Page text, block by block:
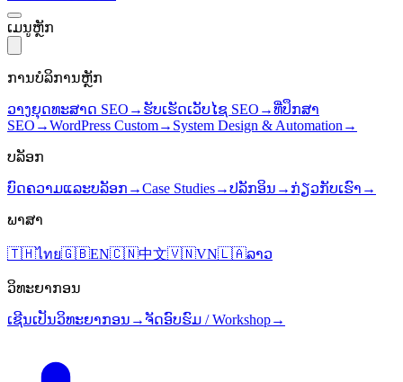
ເມນູຫຼັກ
ການບໍລິການຫຼັກ
ວາງຍຸດທະສາດ SEO → ຮັບເຮັດເວັບໄຊ SEO →ທີ່ປຶກສາ
SEO →WordPress Custom→ System Design & Automation →
ບລັອກ
ບົດຄວາມແລະບລັອກ →Case Studies→ປລັກອິນ → ກ່ຽວກັບເຮົາ →
ພາສາ
🇹🇭ไทย🇬🇧EN🇨🇳中文🇻🇳VN🇱🇦ລາວ
ວິທະຍາກອນ
ເຊີນເປັນວິທະຍາກອນ → ຈັດອົບຮົມ / Workshop→